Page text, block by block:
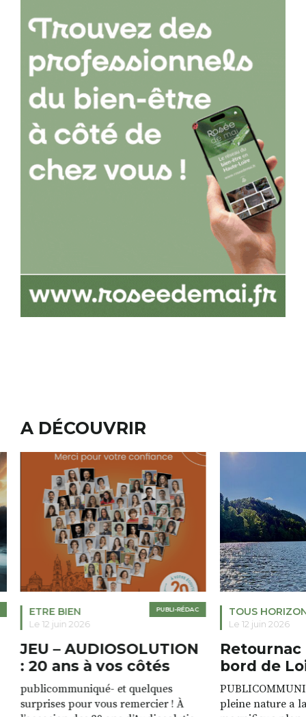
A DÉCOUVRIR
PUBLI-RÉDAC
ETRE BIEN
Le 12 juin 2026
JEU – AUDIOSOLUTION
: 20 ans à vos côtés
publicommuniqué- et quelques
surprises pour vous remercier ! À
TOUS
Le 12 juin 2026
Retournac
bord de
pleine nature a